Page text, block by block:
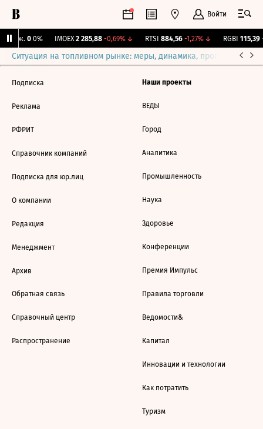
Войти
Бирж. 0 0% IMOEX 2 285,88 -0,69%↓ RTSI 884,56 -1,27%↓ RGBI 115,39
Ситуация на топливном рынке: меры, динамика, прогнозы
Подписка
Реклама
РФРИТ
Справочник компаний
Подписка для юр.лиц
О компании
Редакция
Менеджмент
Архив
Обратная связь
Справочный центр
Распространение
Наши проекты
ВЕДЫ
Город
Аналитика
Промышленность
Наука
Здоровье
Конференции
Премия Импульс
Правила торговли
Ведомости&
Капитал
Инновации и технологии
Как потратить
Туризм